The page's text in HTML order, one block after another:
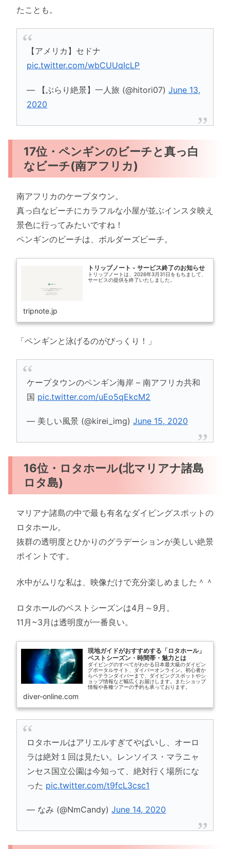
たことも。
【アメリカ】セドナ
pic.twitter.com/wbCUUqIcLP
— 【ぶらり絶景】一人旅 (@hitori07)June 13,
2020
17位・ペンギンのビーチと真っ白
なビーチ(南アフリカ)
南アフリカのケープタウン。
真っ白なビーチにカラフルな小屋が並ぶインスタ映え
景色に行ってみたいですね！
ペンギンのビーチは、ボルダーズビーチ。
トリップノート - サービス終了のお知らせ
トリップノートは、2026年3月31日をもちまして、
サービスの提供を終了いたしました。
tripnote.jp
「ペンギンと泳げるのがびっくり！」
ケープタウンのペンギン海岸 – 南アフリカ共和
国 pic.twitter.com/uEo5qEkcM2
— 美しい風景 (@kirei_img)June 15, 2020
16位・ロタホール(北マリアナ諸島
ロタ島)
マリアナ諸島の中で最も有名なダイビングスポットの
ロタホール。
抜群の透明度とひかりのグラデーションが美しい絶景
ポイントです。
水中がムリな私は、映像だけで充分楽しめました＾＾
ロタホールのベストシーズンは4月～9月。
11月~3月は透明度が一番良い。
現地ガイドがおすすめする「ロタホール」
ベストシーズン・時間帯・魅力とは
ダイビングのすべてがわかる日本最大級のダイビン
グポータルサイト、ダイバーオンライン。初心者か
らベテランダイバーまで、ダイビングスポットやシ
ョップ情報など幅広くお届けします。またショップ
情報や各種ツアーの予約も承っております。
diver-online.com
ロタホールはアリエルすぎてやばいし、オーロ
ラは絶対１回は見たい。レンソイス・マラニャ
ンセス国立公園は今知って、絶対行く場所にな
った pic.twitter.com/t9fcL3csc1
— なみ (@NmCandy)June 14, 2020